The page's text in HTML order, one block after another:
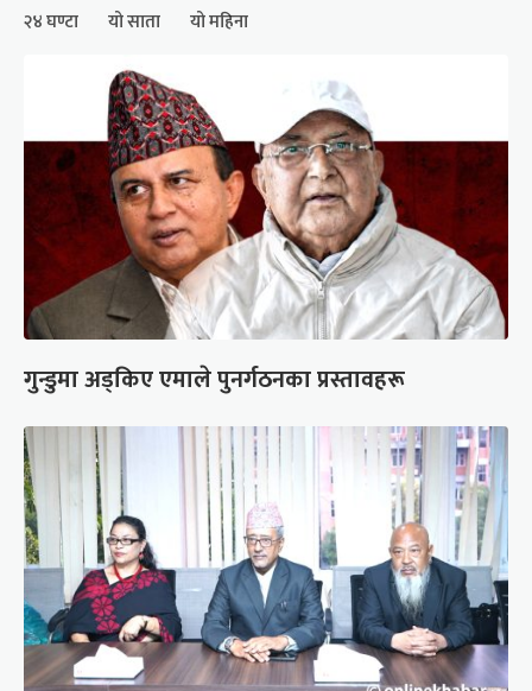
२४ घण्टा यो साता यो महिना
गुन्डुमा अड्किए एमाले पुनर्गठनका प्रस्तावहरू